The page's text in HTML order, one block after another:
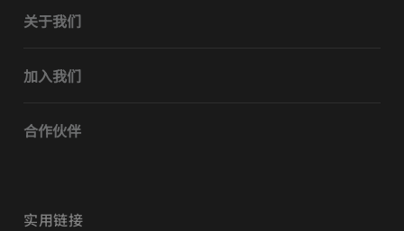
关于我们
加入我们
合作伙伴
实用链接